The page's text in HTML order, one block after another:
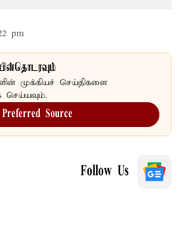
pm
முக்கியச் செய்திகளை
செய்யவும்.
Source
Follow Us